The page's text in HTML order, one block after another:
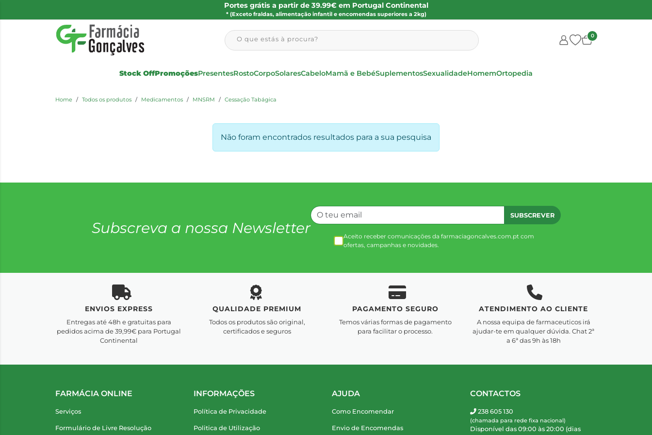
Portes grátis a partir de 39.99€ em Portugal Continental
* (Exceto fraldas, alimentação infantil e encomendas superiores a 2kg)
O que estás à procura? 0
Stock OffPromoçõesPresentesRostoCorpoSolaresCabeloMamã e BebéSuplementosSexualidadeHomemOrtopedia
Home Todos os produtos Medicamentos MNSRM Cessação Tabágica
Não foram encontrados resultados para a sua pesquisa
Subscreva a nossa Newsletter
SUBSCREVER
Aceito receber comunicações da farmaciagoncalves.com.pt com
ofertas, campanhas e novidades.
ENVIOS EXPRESS
Entregas até 48h e gratuitas para
pedidos acima de 39,99€ para Portugal
Continental
QUALIDADE PREMIUM
Todos os produtos são original,
certificados e seguros
PAGAMENTO SEGURO
Temos várias formas de pagamento
para facilitar o processo.
ATENDIMENTO AO CLIENTE
A nossa equipa de farmaceuticos irá
ajudar-te em qualquer dúvida. Chat 2ª
a 6ª das 9h às 18h
FARMÁCIA ONLINE
Serviços
Formulário de Livre Resolução
INFORMAÇÕES
Política de Privacidade
Politica de Utilização
AJUDA
Como Encomendar
Envio de Encomendas
CONTACTOS
238 605 130
(chamada para rede fixa nacional)
Disponível das 09:00 às 20:00 (dias